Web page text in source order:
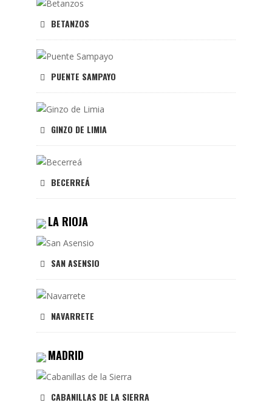
BETANZOS
PUENTE SAMPAYO
GINZO DE LIMIA
BECERREÁ
LA RIOJA
SAN ASENSIO
NAVARRETE
MADRID
CABANILLAS DE LA SIERRA